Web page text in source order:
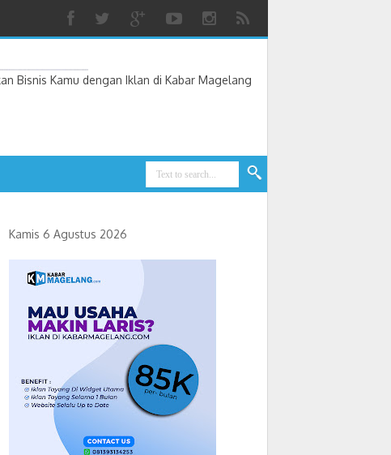
Bisnis Kamu dengan Iklan di Kabar Magelang
Kamis 6 Agustus 2026